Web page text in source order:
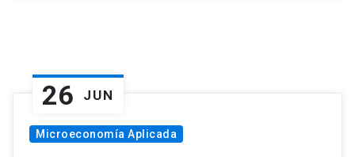
26 JUN
Microeconomía Aplicada